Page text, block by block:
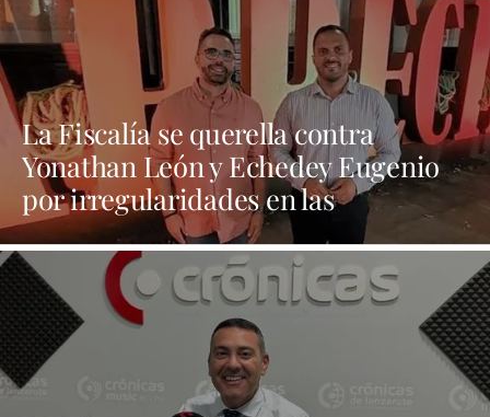
La Fiscalía se querella contra
Yonathan León y Echedey Eugenio
por irregularidades en las
contrataciones de las fiestas